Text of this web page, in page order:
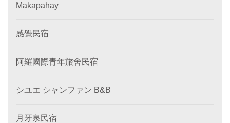
Makapahay
感覺民宿
阿羅國際青年旅舍民宿
シユエ シャンファン B&B
月牙泉民宿